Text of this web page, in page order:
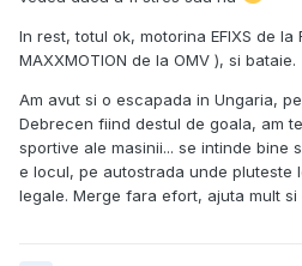
In rest, totul ok, motorina EFIXS de
MAXXMOTION de la OMV ), si bataie.
Am avut si o escapada in Ungaria,
Debrecen fiind destul de goala, am
sportive ale masinii... se intinde bine
e locul, pe autostrada unde pluteste
legale. Merge fara efort, ajuta mult